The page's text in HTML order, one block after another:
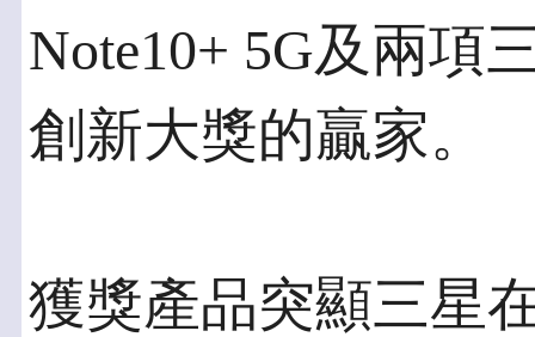
Note10+ 5G及兩項
創新大獎的贏家。
獲獎產品突顯三星